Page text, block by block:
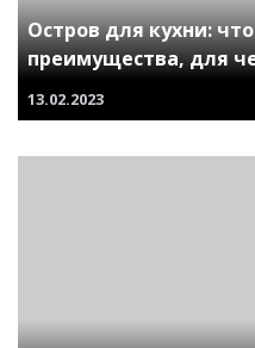
Остров для кухни:
преимущества, для
13.02.2023